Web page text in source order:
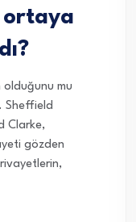
ortaya
olduğunu mu
Sheffield
Clarke,
gözden